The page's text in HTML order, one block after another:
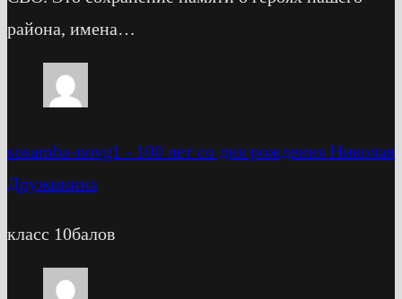
района, имена…
sosamba-novg1 - 100 лет со дня рождения Николая
Дружинина
класс 10балов